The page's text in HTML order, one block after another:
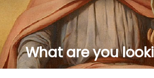
What are you